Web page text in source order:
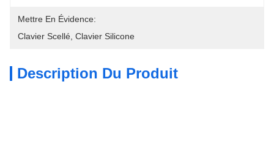
Mettre En Évidence:
Clavier Scellé Clavier Silicone
Description Du Produit